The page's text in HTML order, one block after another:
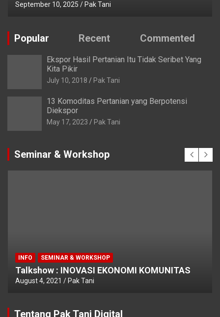
September 10, 2025 Pak Tani
Popular Recent Commented
Ekspor Hasil Pertanian Itu Tidak Seribet Yang
Kita Pikir
July 10, 2018 Pak Tani
13 Komoditas Pertanian yang Berpotensi
Diekspor
May 17, 2023 Pak Tani
Seminar & Workshop
INFO SEMINAR & WORKSHOP
Talkshow : INOVASI EKONOMI KOMUNITAS
August 4, 2021 Pak Tani
Tentang Pak Tani Digital